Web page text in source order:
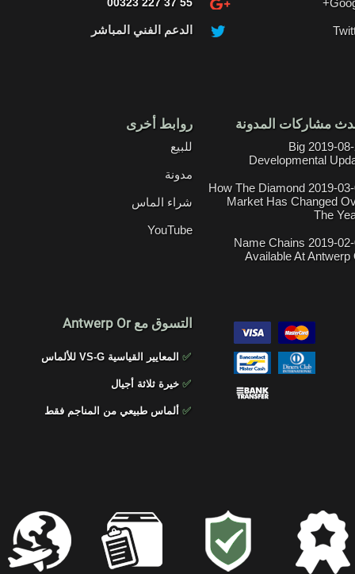
الدعم الفني المباشر
روابط أخرى
للبيع
مدونة
شراء الماس
YouTube
مشاركات المدونة
2019-08-21 Big
Developmental
2019-03-01 How The Diamond
Market Has Changed
The
2019-02-06 Name Chains
Available At Antwerp
التسوق مع Antwerp Or
✅ المعايير القياسية VS-G للألماس
✅ خيرة ثلاثة أجيال
✅ ألماس طبيعي من المناجم فقط